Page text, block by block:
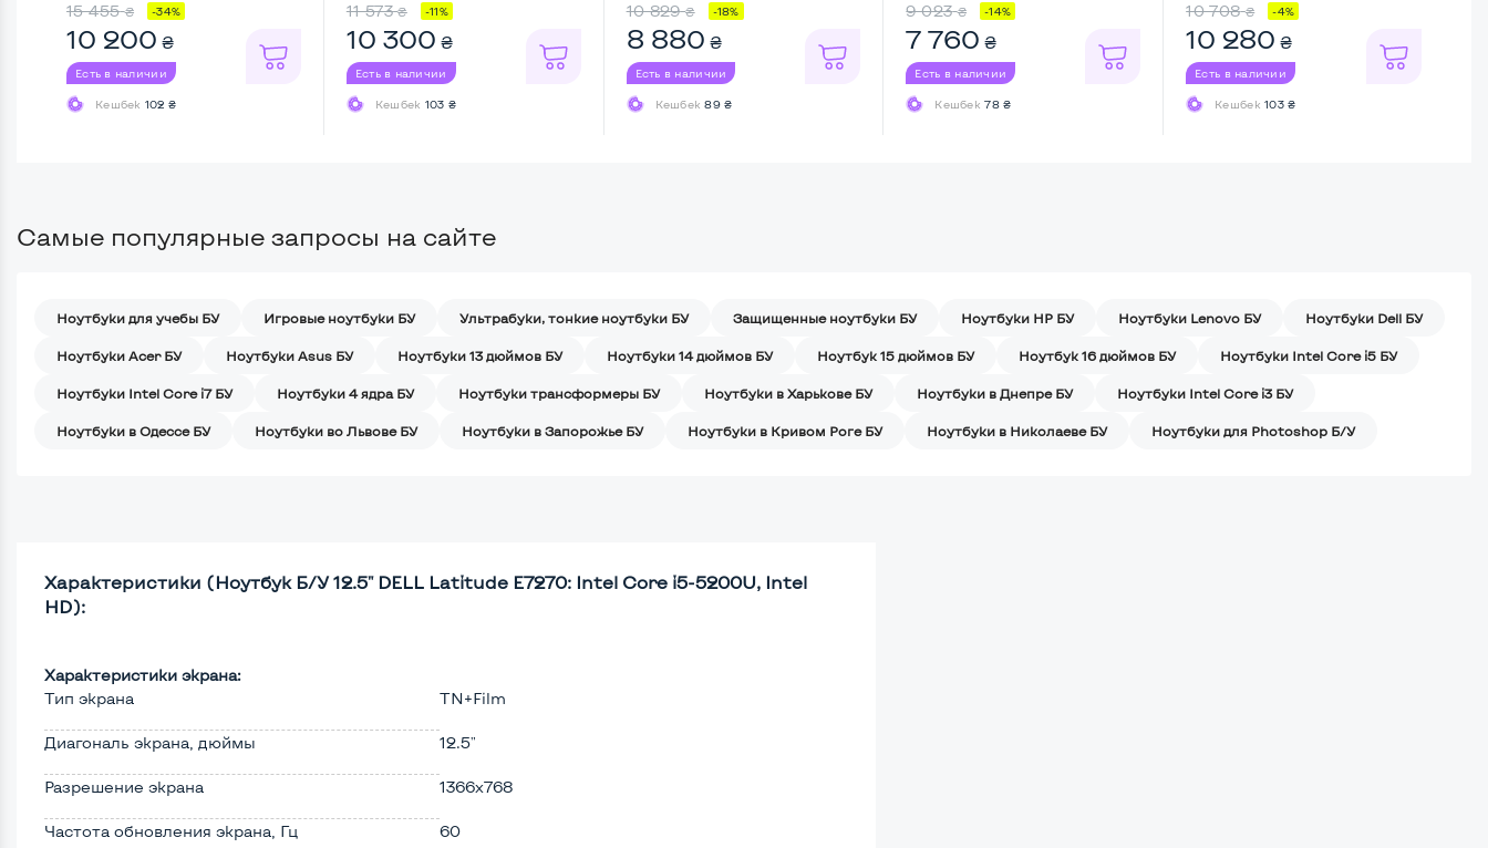
15 455 ₴ -34%
10 200 ₴
Есть в наличии
Кешбек 102 ₴
11 573 ₴ -11%
10 300 ₴
Есть в наличии
Кешбек 103 ₴
10 829 ₴ -18%
8 880 ₴
Есть в наличии
Кешбек89 ₴
9 023 ₴ -14%
7 760 ₴
Есть в наличии
Кешбек78 ₴
10 708 ₴ -4%
10 280 ₴
Есть в наличии
Кешбек103 ₴
Самые популярные запросы на сайте
Ноутбуки для учебы БУ Игровые ноутбуки БУ Ультрабуки, тонкие ноутбуки БУ Защищенные ноутбуки БУ Ноутбуки HP БУ Ноутбуки Lenovo БУ Ноутбуки Dell БУ
Ноутбуки Acer БУ Ноутбуки Asus БУ Ноутбуки 13 дюймов БУ Ноутбуки 14 дюймов БУ Ноутбук 15 дюймов БУ Ноутбук 16 дюймов БУ Ноутбуки Intel Core i5 БУ
Ноутбуки Intel Core i7 БУ Ноутбуки 4 ядра БУ Ноутбуки трансформеры БУ Ноутбуки в Харькове БУ Ноутбуки в Днепре БУ Ноутбуки Intel Core i3 БУ
Ноутбуки в Одессе БУ Ноутбуки во Львове БУ Ноутбуки в Запорожье БУ Ноутбуки в Кривом Роге БУ Ноутбуки в Николаеве БУ Ноутбуки для Photoshop Б/У
Характеристики (Ноутбук Б/У 12.5" DELL Latitude E7270: Intel Core i5-5200U, Intel
HD):
Характеристики экрана:
Тип экрана
TN+Film
Диагональ экрана, дюймы 12.5"
Разрешение экрана 1366x768
Частота обновления экрана, Гц 60